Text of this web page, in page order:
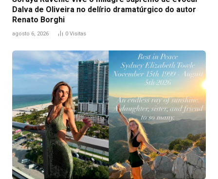
Dalva de Oliveira no delírio dramatúrgico do autor
Renato Borghi
agosto 6, 2026 0 Visitas